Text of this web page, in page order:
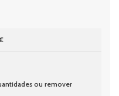
ou remover